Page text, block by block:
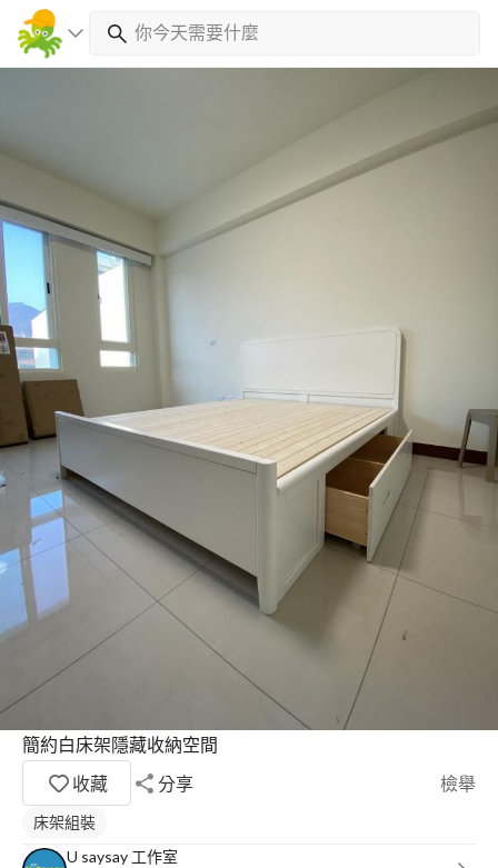
簡約白床架隱藏收納空間
收藏
分享 檢舉
床架組裝
U saysay 工作室